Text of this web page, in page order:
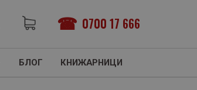
0700 17 666
БЛОГ КНИЖАРНИЦИ